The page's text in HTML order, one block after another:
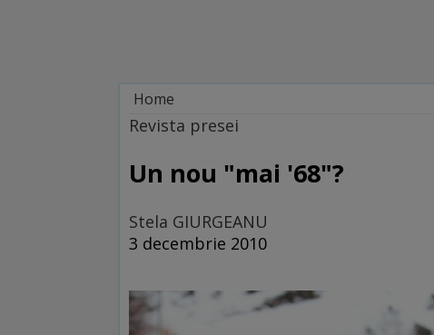
Home
Dileme on-line
Revista presei
Un nou "mai '68"?
Stela GIURGEANU
3 decembrie 2010